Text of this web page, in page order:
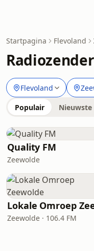
Startpagina Flevoland
Flevoland
Populair Nieuwste
Quality FM
Zeewolde
Zeewolde · 106.4 FM